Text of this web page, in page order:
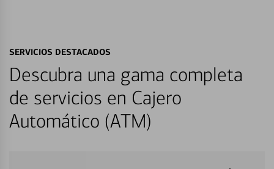
SERVICIOS DESTACADOS
Descubra una gama completa
de servicios en Cajero
Automático (ATM)